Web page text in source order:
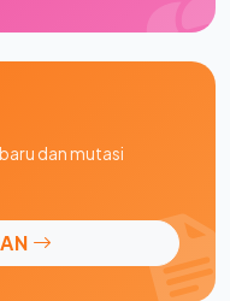
dan mutasi